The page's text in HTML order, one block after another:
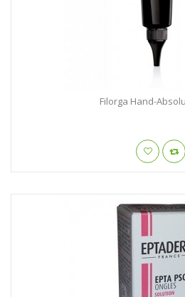
Filorga Hand-